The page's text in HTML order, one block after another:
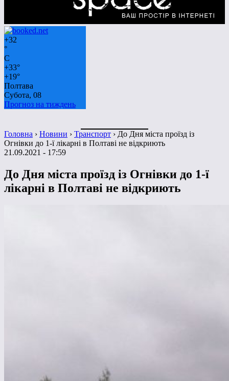
+32
°
C
+33°
+19°
Полтава
Субота, 08
Прогноз на тиждень
Головна › Новини › Транспорт › До Дня міста проїзд із
Огнівки до 1-ї лікарні в Полтаві не відкриють
21.09.2021 - 17:59
До Дня міста проїзд із Огнівки до 1-ї
лікарні в Полтаві не відкриють